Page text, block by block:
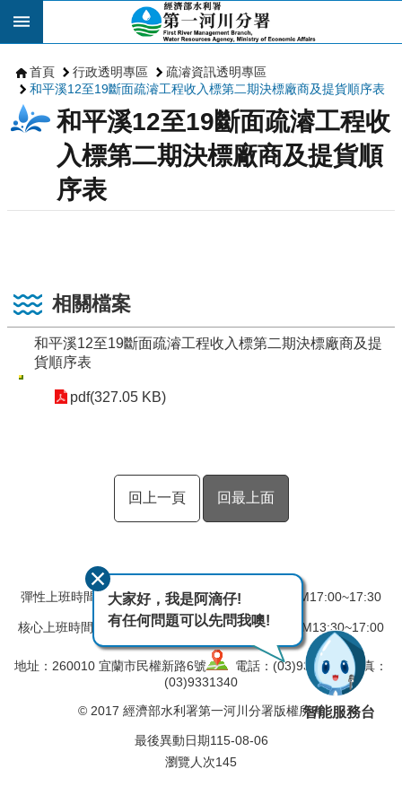
跳到主要內容區塊
首頁 行政透明專區
疏濬資訊透明專區
和平溪12至19斷面疏濬工程收入標第二期決標廠商及提貨順序表
和平溪12至19斷面疏濬工程收
入標第二期決標廠商及提貨順
序表
相關檔案
和平溪12至19斷面疏濬工程收入標第二期決標廠商及提
貨順序表
pdf(327.05 KB)
回上一頁 回最上面
彈性上班時間：AM08:00~08:30 彈性下班時間：PM17:00~17:30
核心上班時間：星期一 ~ 星期五 AM08:30~12:30 PM13:30~17:00
地址：260010 宜蘭市民權新路6號
電話：(03)9324031 傳真：
(03)9331340
© 2017 經濟部水利署第一河川分署版權所有
最後異動日期115-08-06
瀏覽人次145
大家好，我是阿滴仔!
有任何問題可以先問我噢!
智能服務台